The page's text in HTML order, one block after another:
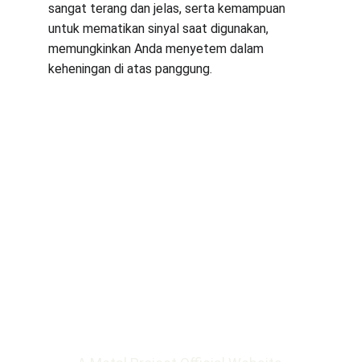
sangat terang dan jelas, serta kemampuan
untuk mematikan sinyal saat digunakan,
memungkinkan Anda menyetem dalam
keheningan di atas panggung.